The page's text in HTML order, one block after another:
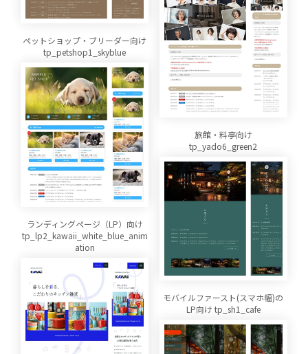
ペットショップ・ブリーダー向け
tp_petshop1_skyblue
旅館・料亭向け
tp_yado6_green2
ランディングページ（LP）向け
tp_lp2_kawaii_white_blue_anim
ation
モバイルファースト(スマホ幅)の
LP向け tp_sh1_cafe